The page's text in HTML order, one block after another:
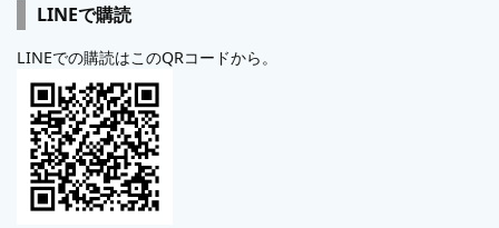
LINEで購読
LINEでの購読はこのQRコードから。